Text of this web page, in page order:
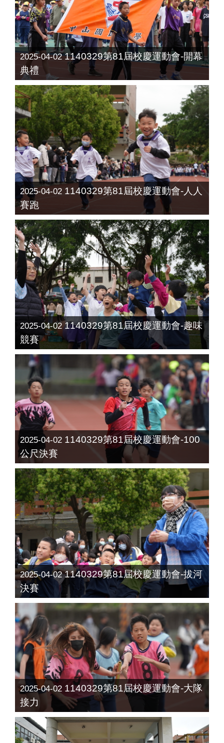
2025-04-021140329第81屆校慶運動會-開幕
典禮
2025-04-02 1140329第81屆校慶運動會-人人
賽跑
2025-04-021140329第81屆校慶運動會-趣味
競賽
2025-04-02 1140329第81屆校慶運動會-100
公尺決賽
2025-04-021140329第81屆校慶運動會-拔河
決賽
2025-04-02 1140329第81屆校慶運動會-大隊
接力